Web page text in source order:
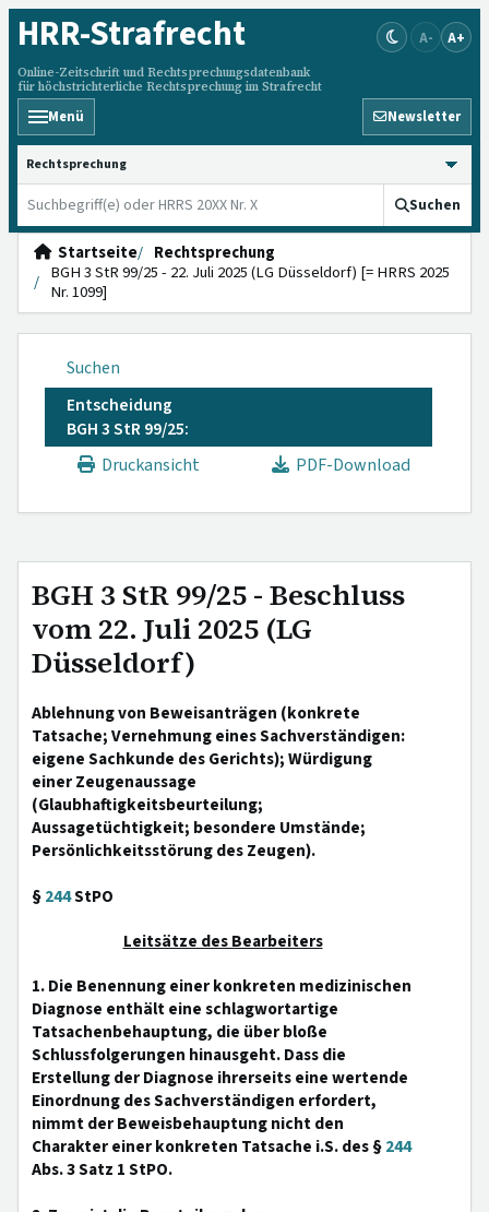
HRR-Strafrecht
Online-Zeitschrift und Rechtsprechungsdatenbank
für höchstrichterliche Rechtsprechung im Strafrecht
A- A+
Menü Newsletter
HRRS durchsuchen
Suchen
Startseite
Rechtsprechung
BGH 3 StR 99/25 - 22. Juli 2025 (LG Düsseldorf) [= HRRS 2025
Nr. 1099]
Suchen
Entscheidung
BGH 3 StR 99/25:
Druckansicht
PDF-Download
BGH 3 StR 99/25 - Beschluss
vom 22. Juli 2025 (LG
Düsseldorf)
Ablehnung von Beweisanträgen (konkrete
Tatsache; Vernehmung eines Sachverständigen:
eigene Sachkunde des Gerichts); Würdigung
einer Zeugenaussage
(Glaubhaftigkeitsbeurteilung;
Aussagetüchtigkeit; besondere Umstände;
Persönlichkeitsstörung des Zeugen).
§244StPO
Leitsätze des Bearbeiters
1. Die Benennung einer konkreten medizinischen
Diagnose enthält eine schlagwortartige
Tatsachenbehauptung, die über bloße
Schlussfolgerungen hinausgeht. Dass die
Erstellung der Diagnose ihrerseits eine wertende
Einordnung des Sachverständigen erfordert,
nimmt der Beweisbehauptung nicht den
Charakter einer konkreten Tatsache i.S. des §244
Abs. 3 Satz 1 StPO.